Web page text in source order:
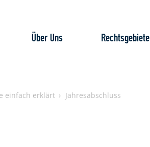
Über Uns Rechtsgebiete
einfach erklärt Jahresabschluss